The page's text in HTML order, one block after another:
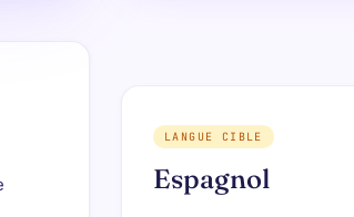
LANGUE CIBLE
Espagnol